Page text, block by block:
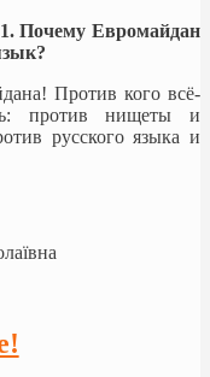
Почему Евромайдан
Против кого всё-
против нищеты и
русского языка и